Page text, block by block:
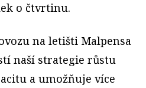
o čtvrtinu.
na letišti Malpensa
naší strategie růstu
a umožňuje více